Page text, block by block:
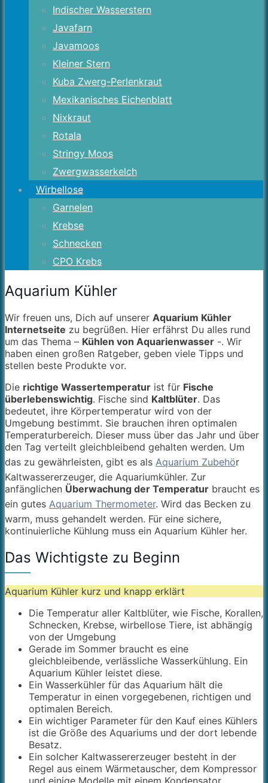
Indischer Wasserstern
Javafarn
Javamoos
Kleiner Stern
Kuba Zwerg-Perlenkraut
Mexikanisches Eichenblatt
Nixkraut
Rotala
Stringy Moos
Zwergwasserkelch
Wirbellose
Garnelen
Krebse
Schnecken
CPO Krebs
Aquarium Kühler
Wir freuen uns, Dich auf unserer Aquarium Kühler
Internetseite zu begrüßen. Hier erfährst Du alles rund
um das Thema – Kühlen von Aquarienwasser -. Wir
haben einen großen Ratgeber, geben viele Tipps und
stellen beste Produkte vor.
Die richtige Wassertemperatur ist für Fische
überlebenswichtig. Fische sind Kaltblüter. Das
bedeutet, ihre Körpertemperatur wird von der
Umgebung bestimmt. Sie brauchen ihren optimalen
Temperaturbereich. Dieser muss über das Jahr und über
den Tag verteilt gleichbleibend gehalten werden. Um
das zu gewährleisten, gibt es als Aquarium Zubehör
Kaltwassererzeuger, die Aquariumkühler. Zur
anfänglichen Überwachung der Temperatur braucht es
ein gutes Aquarium Thermometer. Wird das Becken zu
warm, muss gehandelt werden. Für eine sichere,
kontinuierliche Kühlung muss ein Aquarium Kühler her.
Das Wichtigste zu Beginn
Aquarium Kühler kurz und knapp erklärt
Die Temperatur aller Kaltblüter, wie Fische, Korallen,
Schnecken, Krebse, wirbellose Tiere, ist abhängig
von der Umgebung
Gerade im Sommer braucht es eine
gleichbleibende, verlässliche Wasserkühlung. Ein
Aquarium Kühler leistet diese.
Ein Wasserkühler für das Aquarium hält die
Temperatur in einen vorgegebenen, richtigen und
optimalen Bereich.
Ein wichtiger Parameter für den Kauf eines Kühlers
ist die Größe des Aquariums und der dort lebende
Besatz.
Ein solcher Kaltwassererzeuger besteht in der
Regel aus einem Wärmetauscher, dem Kompressor
und einige Modelle mit einem Kondensator.